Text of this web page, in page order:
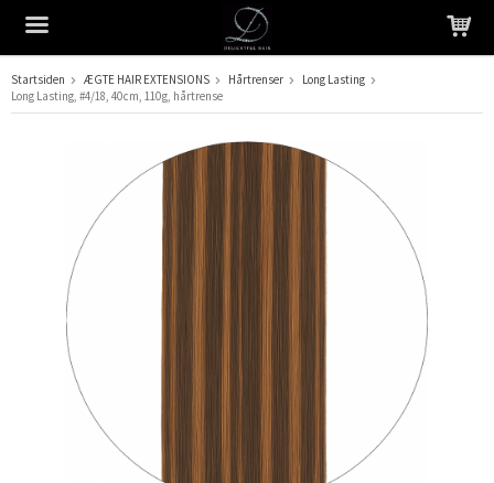
Produktet er blevet tilføjet til din indkøbskurv
Startsiden ÆGTE HAIR EXTENSIONS Hårtrenser
Long Lasting
Long Lasting, #4/18, 40 cm, 110 g, hårtrense